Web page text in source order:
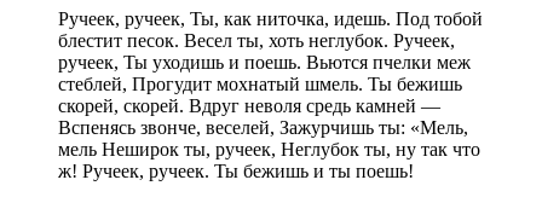
Ручеек, ручеек, Ты, как ниточка, идешь. Под тобой
блестит песок. Весел ты, хоть неглубок. Ручеек,
ручеек, Ты уходишь и поешь. Вьются пчелки меж
стеблей, Прогудит мохнатый шмель. Ты бежишь
скорей, скорей. Вдруг неволя средь камней —
Вспенясь звонче, веселей, Зажурчишь ты: «Мель,
мель Неширок ты, ручеек, Неглубок ты, ну так что
ж! Ручеек, ручеек. Ты бежишь и ты поешь!